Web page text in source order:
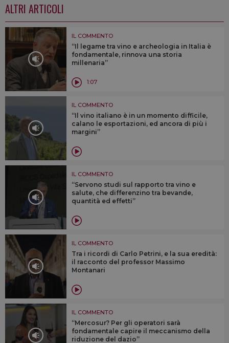
ALTRI ARTICOLI
IL COMMENTO
“Il legame tra vino e archeologia in Italia è
fondamentale, rinnova una storia
millenaria”
1:07
IL COMMENTO
“Il vino italiano è in un momento difficile,
calano le esportazioni, ed ancora di più i
margini”
IL COMMENTO
“Servono studi sul rapporto tra vino e
salute, che differenzino tra bevande,
quantità ed effetti”
IL COMMENTO
Tra i ricordi di Carlo Petrini, e la sua eredità:
il racconto del professor Massimo
Montanari
IL COMMENTO
“Mercosur? Per gli operatori sarà
fondamentale capire il meccanismo della
riduzione del dazio”